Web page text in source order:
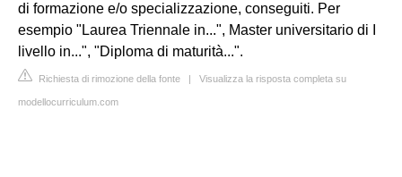
di formazione e/o specializzazione, conseguiti. Per
esempio "Laurea Triennale in...", Master universitario di I
livello in...", "Diploma di maturità...".
Richiesta di rimozione della fonte | Visualizza la risposta completa su
modellocurriculum.com